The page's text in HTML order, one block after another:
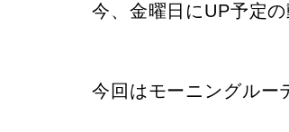
今、金曜日にUP予定
今回はモーニングル